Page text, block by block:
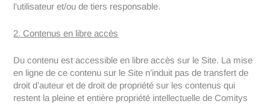
l’utilisateur et/ou de tiers responsable.
2. Contenus en libre accès
Du contenu est accessible en libre accès sur le Site. La mise
en ligne de ce contenu sur le Site n’induit pas de transfert de
droit d’auteur et de droit de propriété sur les contenus qui
restent la pleine et entière propriété intellectuelle de Comitys